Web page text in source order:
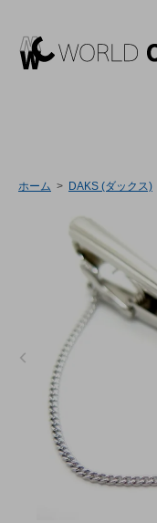
ホーム > DAKS (ダックス)